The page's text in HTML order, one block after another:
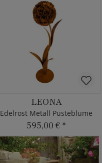
LEONA
Edelrost Metall Pusteblume
595,00 € *